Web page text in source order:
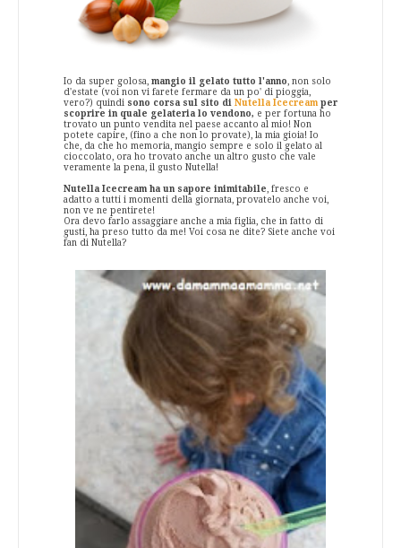
Io da super golosa, mangio il gelato tutto l'anno, non solo
d'estate (voi non vi farete fermare da un po' di pioggia,
vero?) quindi sono corsa sul sito di Nutella Icecream per
scoprire in quale gelateria lo vendono, e per fortuna ho
trovato un punto vendita nel paese accanto al mio! Non
potete capire, (fino a che non lo provate), la mia gioia! Io
che, da che ho memoria, mangio sempre e solo il gelato al
cioccolato, ora ho trovato anche un altro gusto che vale
veramente la pena, il gusto Nutella!
Nutella Icecream ha un sapore inimitabile, fresco e
adatto a tutti i momenti della giornata, provatelo anche voi,
non ve ne pentirete!
Ora devo farlo assaggiare anche a mia figlia, che in fatto di
gusti, ha preso tutto da me! Voi cosa ne dite? Siete anche voi
fan di Nutella?